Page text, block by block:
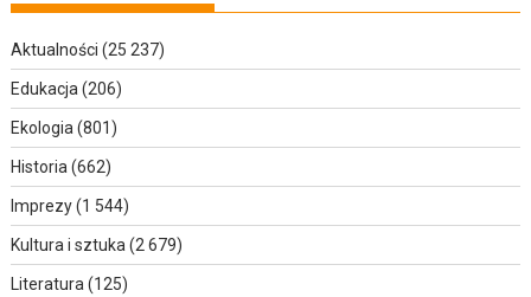
Aktualności (25 237)
Edukacja(206)
Ekologia(801)
Historia(662)
Imprezy(1 544)
Kultura i sztuka(2 679)
Literatura(125)